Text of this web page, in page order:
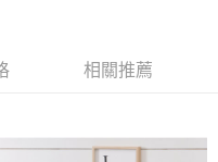
。
訊中的連結，可透過四大超商／
費
相關推薦